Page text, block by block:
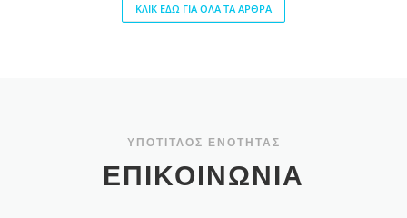
ΚΛΙΚ ΕΔΩ ΓΙΑ ΟΛΑ ΤΑ ΑΡΘΡΑ
ΥΠΌΤΊΤΛΟΣ ΕΝΌΤΗΤΑΣ
ΕΠΙΚΟΙΝΩΝΊΑ